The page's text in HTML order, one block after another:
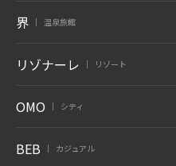
界 温泉旅館
リゾナーレ リゾート
OMO シティ
BEB カジュアル